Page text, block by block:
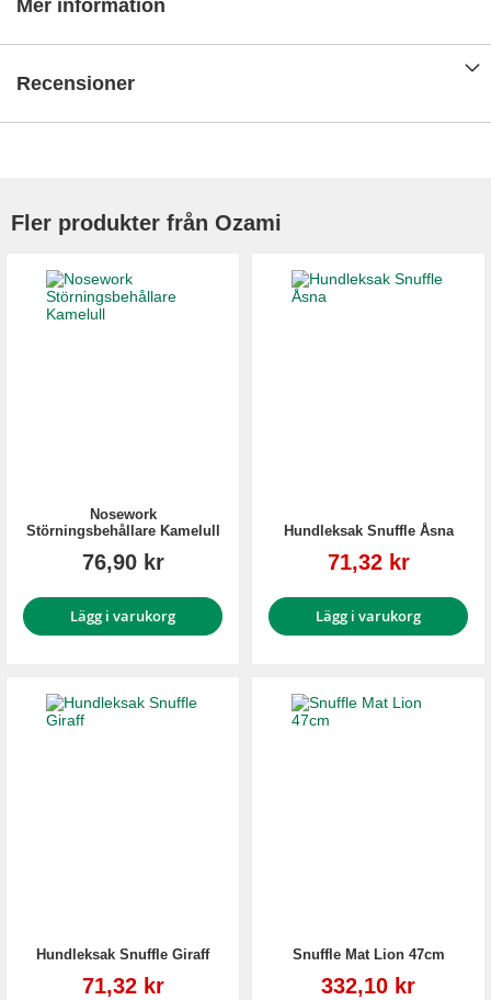
Mer information
Recensioner
Fler produkter från Ozami
Nosework
Störningsbehållare Kamelull
76,90 kr
Lägg i varukorg
Hundleksak Snuffle Åsna
Reapris
71,32 kr
Lägg i varukorg
Hundleksak Snuffle Giraff
Reapris
71,32 kr
Snuffle Mat Lion 47cm
Reapris
332,10 kr